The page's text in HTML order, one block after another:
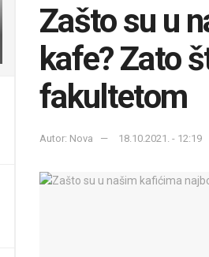
Zašto su u
kafe? Zato
fakultetom
Autor: Nova 18.10.2021. - 12:19